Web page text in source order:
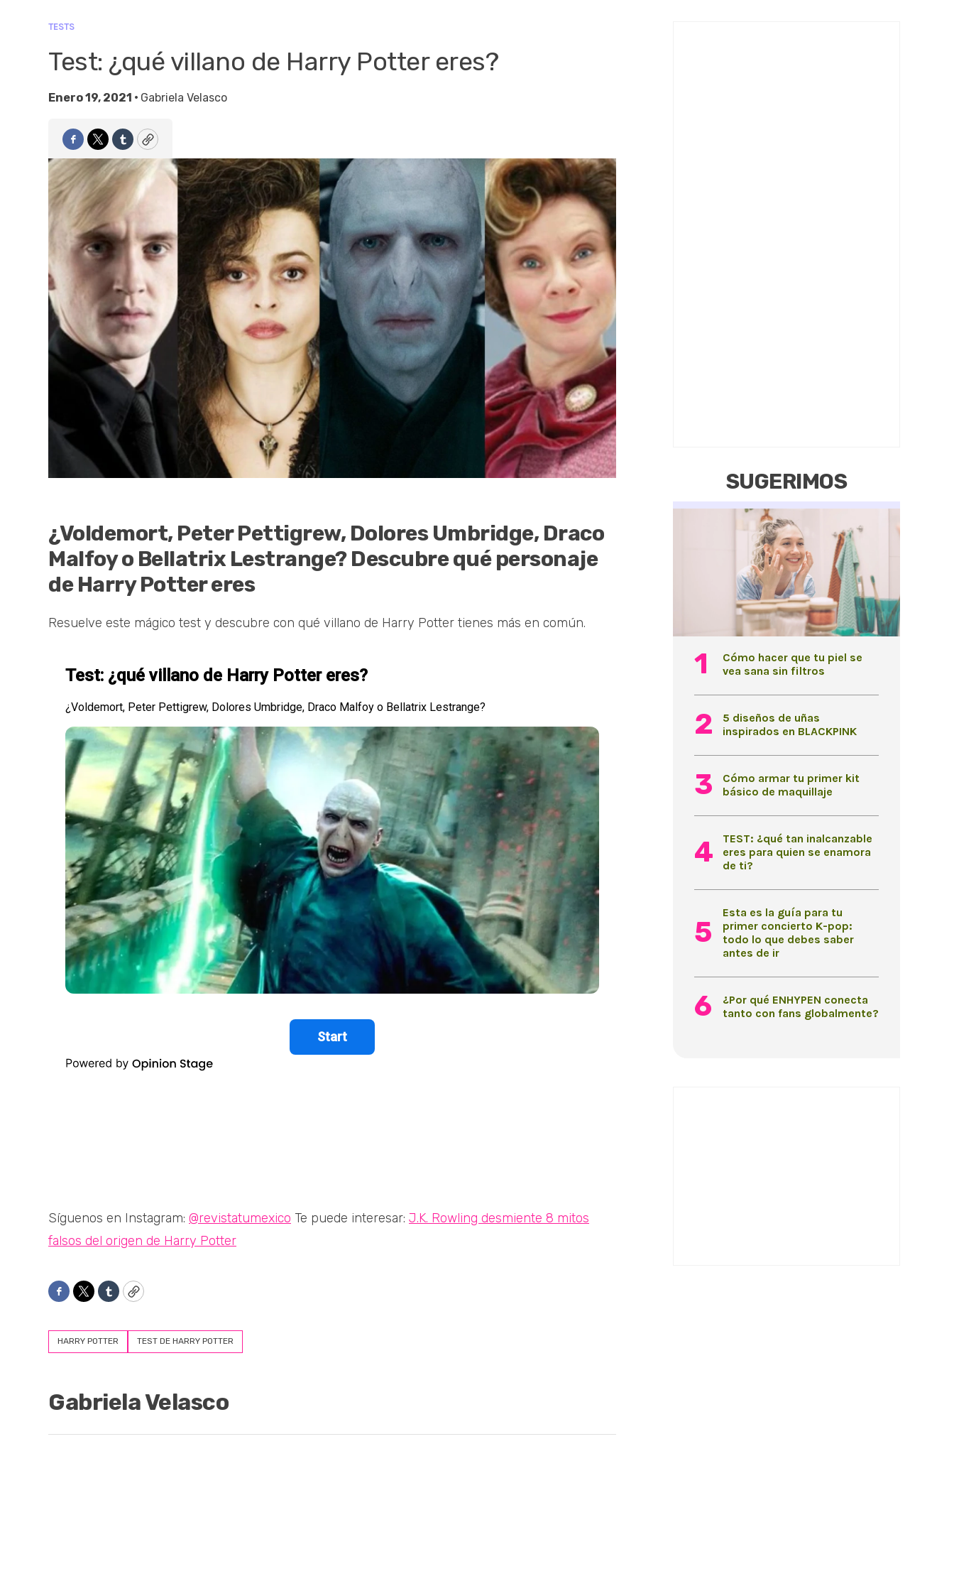
TESTS
Test: ¿qué villano de Harry Potter eres?
Enero 19, 2021 • Gabriela Velasco
Facebook
TwitterTumblrCopy
¿Voldemort, Peter Pettigrew, Dolores Umbridge, Draco
Malfoy o Bellatrix Lestrange? Descubre qué personaje
de Harry Potter eres
Resuelve este mágico test y descubre con qué villano de Harry Potter tienes más en común.
Síguenos en Instagram: @revistatumexico Te puede interesar: J.K. Rowling desmiente 8 mitos
falsos del origen de Harry Potter
Facebook
TwitterTumblrCopy
HARRY POTTER TEST DE HARRY POTTER
Gabriela Velasco
SUGERIMOS
Cómo hacer que tu piel se
vea sana sin filtros
5 diseños de uñas
inspirados en BLACKPINK
Cómo armar tu primer kit
básico de maquillaje
TEST: ¿qué tan inalcanzable
eres para quien se enamora
de ti?
Esta es la guía para tu
primer concierto K-pop:
todo lo que debes saber
antes de ir
¿Por qué ENHYPEN conecta
tanto con fans globalmente?